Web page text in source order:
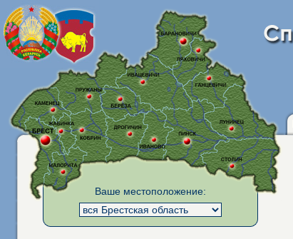
Ваше местоположение: